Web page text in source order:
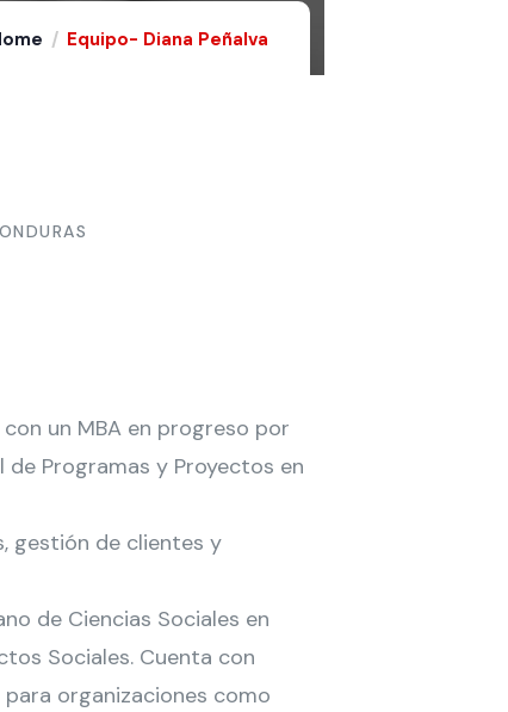
Equipo- Diana Peñalva
un MBA en progreso por
de Programas y Proyectos en
gestión de clientes y
de Ciencias Sociales en
Sociales. Cuenta con
organizaciones como